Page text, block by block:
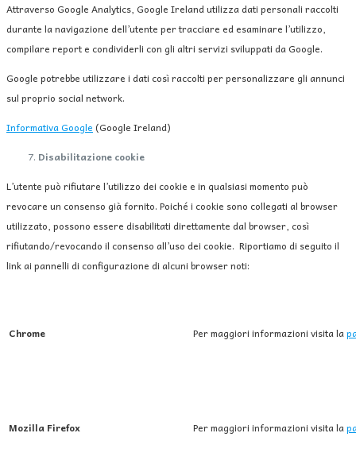
Attraverso Google Analytics, Google Ireland utilizza dati personali raccolti
durante la navigazione dell’utente per tracciare ed esaminare l’utilizzo,
compilare report e condividerli con gli altri servizi sviluppati da Google.
Google potrebbe utilizzare i dati così raccolti per personalizzare gli annunci
sul proprio social network.
Informativa Google (Google Ireland)
Disabilitazione cookie
L’utente può rifiutare l’utilizzo dei cookie e in qualsiasi momento può
revocare un consenso già fornito. Poiché i cookie sono collegati al browser
utilizzato, possono essere disabilitati direttamente dal browser, così
rifiutando/revocando il consenso all’uso dei cookie. Riportiamo di seguito il
link ai pannelli di configurazione di alcuni browser noti:
Chrome Per maggiori informazioni visita la
Mozilla Firefox Per maggiori informazioni visita la